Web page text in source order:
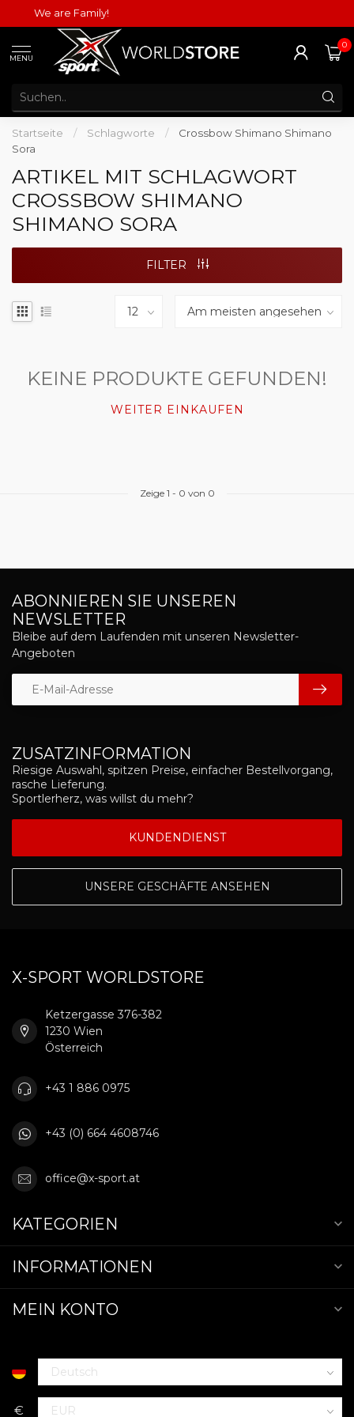
We are Family!
MENU
0
Startseite / Schlagworte /
Crossbow Shimano Shimano
Sora
ARTIKEL MIT SCHLAGWORT
CROSSBOW SHIMANO
SHIMANO SORA
FILTER
KEINE PRODUKTE GEFUNDEN!
WEITER EINKAUFEN
Zeige 1 - 0 von 0
ZUSATZINFORMATION
Riesige Auswahl, spitzen Preise, einfacher Bestellvorgang,
rasche Lieferung.
Sportlerherz, was willst du mehr?
KUNDENDIENST
UNSERE GESCHÄFTE ANSEHEN
ABONNIEREN SIE UNSEREN
NEWSLETTER
Bleibe auf dem Laufenden mit unseren Newsletter-
Angeboten
X-SPORT WORLDSTORE
Ketzergasse 376-382
1230 Wien
Österreich
+43 1 886 0975
+43 (0) 664 4608746
office@x-sport.at
KATEGORIEN
INFORMATIONEN
MEIN KONTO
€